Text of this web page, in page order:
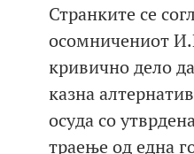
Странките се
осомничениот
кривично дело
казна
осуда со
траење од една